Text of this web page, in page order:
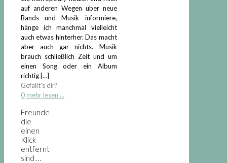
auf anderen Wegen über neue
Bands und Musik informiere,
hänge ich manchmal vielleicht
auch etwas hinterher. Das macht
aber auch gar nichts. Musik
brauch schließlich Zeit und um
einen Song oder ein Album
richtig[…]
Gefällt's dir?
0 mehr lesen ...
Freunde
die
einen
Klick
entfernt
sind …